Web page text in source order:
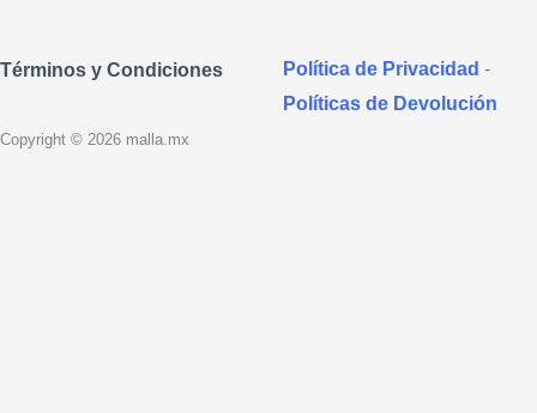
Términos y Condiciones Política de Privacidad -
Políticas de Devolución
Copyright © 2026 malla.mx